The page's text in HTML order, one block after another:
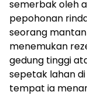
semerbak oleh
pepohonan
seorang
menemukan
gedung tinggi
sepetak lahan
tempat ia